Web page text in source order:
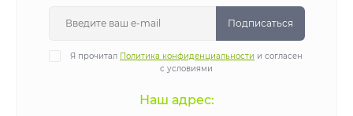
Подписаться
Я прочитал Политика конфиденциальности и согласен
с условиями
Наш адрес: